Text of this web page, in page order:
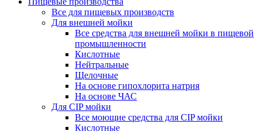
Все для пищевых производств
Для внешней мойки
Все средства для внешней мойки в пищевой
промышленности
Кислотные
Нейтральные
Щелочные
На основе гипохлорита натрия
На основе ЧАС
Для CIP мойки
Все моющие средства для CIP мойки
Кислотные